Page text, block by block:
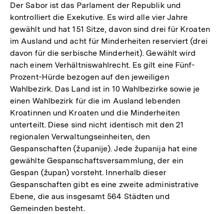
Der Sabor ist das Parlament der Republik und
kontrolliert die Exekutive. Es wird alle vier Jahre
gewählt und hat 151 Sitze, davon sind drei für Kroaten
im Ausland und acht für Minderheiten reserviert (drei
davon für die serbische Minderheit). Gewählt wird
nach einem Verhältniswahlrecht. Es gilt eine Fünf-
Prozent-Hürde bezogen auf den jeweiligen
Wahlbezirk. Das Land ist in 10 Wahlbezirke sowie je
einen Wahlbezirk für die im Ausland lebenden
Kroatinnen und Kroaten und die Minderheiten
unterteilt. Diese sind nicht identisch mit den 21
regionalen Verwaltungseinheiten, den
Gespanschaften (županije). Jede županija hat eine
gewählte Gespanschaftsversammlung, der ein
Gespan (župan) vorsteht. Innerhalb dieser
Gespanschaften gibt es eine zweite administrative
Ebene, die aus insgesamt 564 Städten und
Gemeinden besteht.